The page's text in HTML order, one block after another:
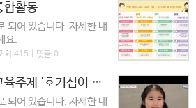
활동
되어 있습니다. 자세한 내
요.
회 415 | 댓글 0
2024년 4월 베베궁 교육주제 '호기심이 많은 아이'
되어 있습니다. 자세한 내